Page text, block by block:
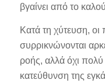
βγαίνει από το
Κατά τη χύτευση, οι
συρρικνώνονται
ροής, αλλά όχι πολύ
κατεύθυνση της